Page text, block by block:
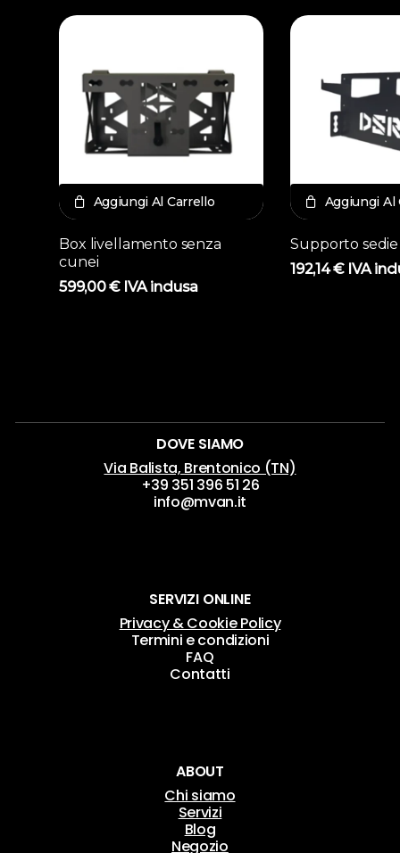
Aggiungi Al Carrello
Box livellamento senza
cunei
599,00€ IVA inclusa
Aggiungi Al
Supporto sedie
192,14€ IVA
DOVE SIAMO
Via Balista, Brentonico (TN)
+39 351 396 51 26
info@mvan.it
SERVIZI ONLINE
Privacy & Cookie Policy
Termini e condizioni
FAQ
Contatti
ABOUT
Chi siamo
Servizi
Blog
Negozio